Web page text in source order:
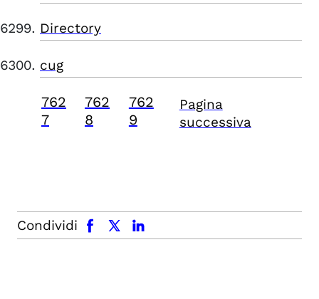
Directory
cug
762
7
762
8
762
9
Pagina
successiva
Condividi
facebook x.com linkedin